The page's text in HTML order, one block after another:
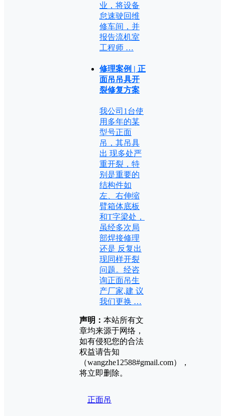
业，将设备
怠速驶回维
修车间，并
报告流机室
工程师 …
修理案例 | 正
面吊吊具开
裂修复方案
我公司1台使
用多年的某
型号正面
吊，其吊具
出 现多处严
重开裂，特
别是重要的
结构件如
左、右伸缩
臂箱体底板
和T字梁处，
虽经多次局
部焊接修理
还是 反复出
现同样开裂
问题。经咨
询正面吊生
产厂家,建 议
我们更换 …
声明： 本站所有文
章均来源于网络，
如有侵犯您的合法
权益请告知
（wangzhe12588#gmail.com），
将立即删除。
正面吊